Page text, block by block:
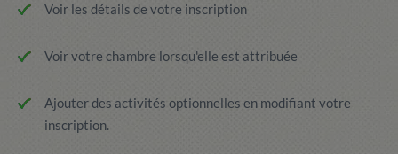
Voir les détails de votre inscription
Voir votre chambre lorsqu'elle est attribuée
Ajouter des activités optionnelles en modifiant votre
inscription.